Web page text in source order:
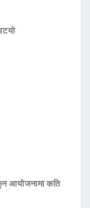
आयोजनामा कति